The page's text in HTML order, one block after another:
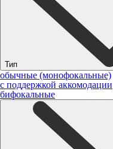
Тип
обычные (монофокальные)
с поддержкой аккомодации
бифокальные